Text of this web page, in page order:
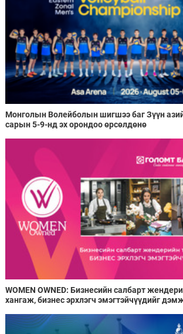
Монголын Волейболын шигшээ баг Зүүн
сарын 5-9-нд эх орондоо өрсөлдөнө
WOMEN OWNED: Бизнесийн салбарт
хангаж, бизнес эрхлэгч эмэгтэйчүүдийг